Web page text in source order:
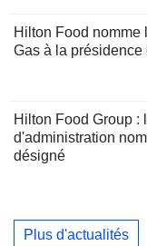
Hilton Food nomme
Gas à la présidence
Hilton Food Group :
d'administration
désigné
Plus d'actualités